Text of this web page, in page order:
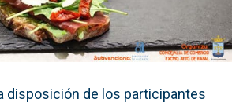
disposición de los participantes